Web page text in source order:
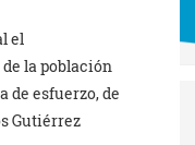
el
la población
de esfuerzo, de
Gutiérrez